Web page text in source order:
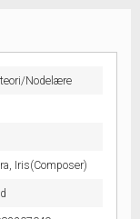
Nodelære
Iris(Composer)